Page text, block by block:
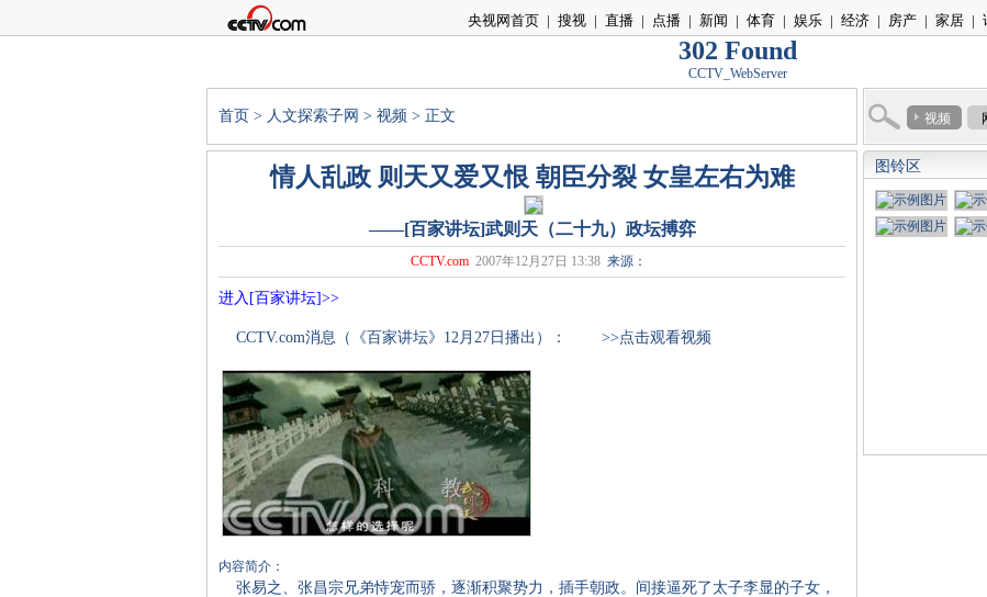
央视网首页 | 搜视 | 直播 | 点播 | 新闻 | 体育 | 娱乐 | 经济 | 房产 | 家居 |
302 Found
CCTV_WebServer
首页 > 人文探索子网 > 视频 > 正文 视频
情人乱政 则天又爱又恨 朝臣分裂 女皇左右为难
――[百家讲坛]武则天（二十九）政坛搏弈
CCTV.com 2007年12月27日 13:38 来源：
进入[百家讲坛]>>
CCTV.com消息（《百家讲坛》12月27日播出）： >>点击观看视频
内容简介：
张易之、张昌宗兄弟恃宠而骄，逐渐积聚势力，插手朝政。间接逼死了太子李显的子女，
图铃区